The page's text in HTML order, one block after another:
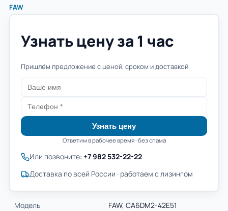
FAW
Узнать цену за 1 час
Пришлём предложение с ценой, сроком и доставкой
Узнать цену
Ответим в рабочее время · без спама
Или позвоните: +7 982 532-22-22
Доставка по всей России · работаем с лизингом
Модель FAW, CA6DM2-42E51